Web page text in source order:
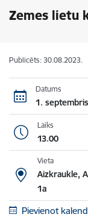
Zemes lietu
Publicēts: 30.08.2023.
Datums
1.
Laiks
13.00
Vieta
Aizkraukle,
1a
Pievienot